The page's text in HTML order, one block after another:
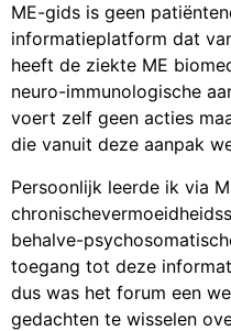
ME-gids is geen
informatieplatform dat
heeft de ziekte ME
neuro-immunologische
voert zelf geen acties
die vanuit deze aanpak
Persoonlijk leerde ik via
behalve-
toegang tot deze
dus was het forum een
gedachten te wisselen